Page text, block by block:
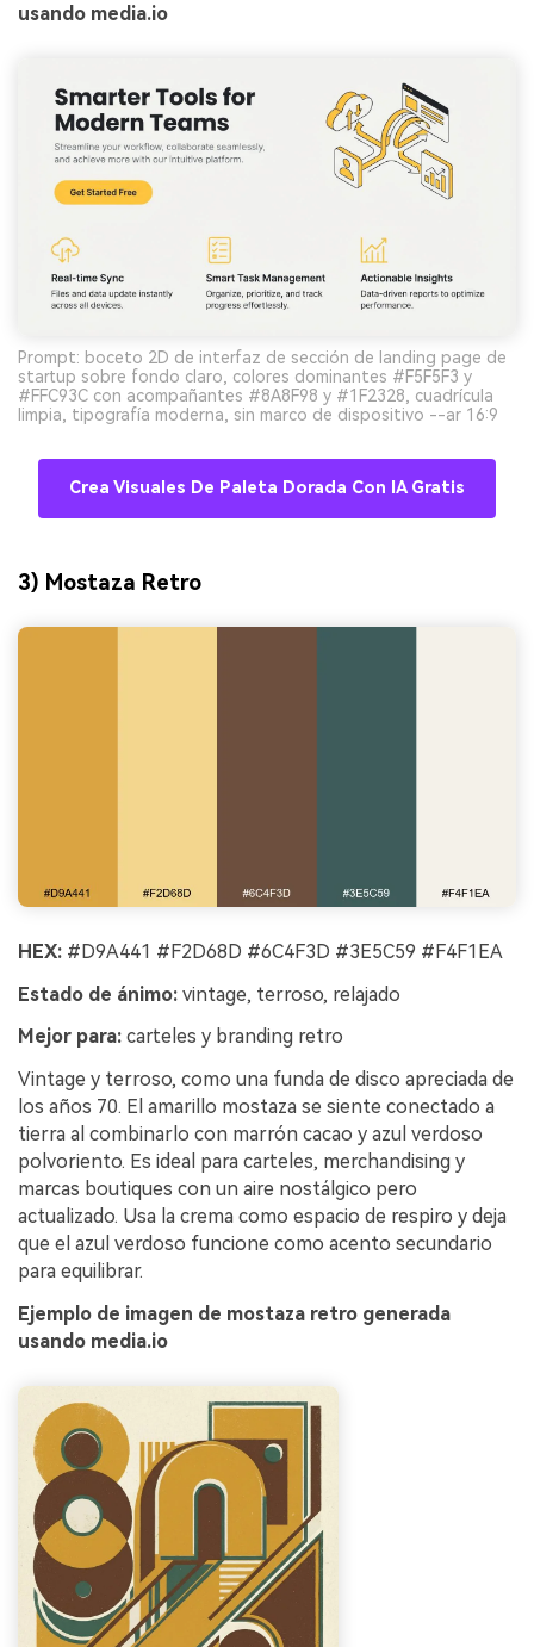
usando media.io
Prompt: boceto 2D de interfaz de sección de landing page de
startup sobre fondo claro, colores dominantes #F5F5F3 y
#FFC93C con acompañantes #8A8F98 y #1F2328, cuadrícula
limpia, tipografía moderna, sin marco de dispositivo --ar 16:9
Crea Visuales De Paleta Dorada Con IA Gratis
3) Mostaza Retro
HEX: #D9A441 #F2D68D #6C4F3D #3E5C59 #F4F1EA
Estado de ánimo: vintage, terroso, relajado
Mejor para: carteles y branding retro
Vintage y terroso, como una funda de disco apreciada de
los años 70. El amarillo mostaza se siente conectado a
tierra al combinarlo con marrón cacao y azul verdoso
polvoriento. Es ideal para carteles, merchandising y
marcas boutiques con un aire nostálgico pero
actualizado. Usa la crema como espacio de respiro y deja
que el azul verdoso funcione como acento secundario
para equilibrar.
Ejemplo de imagen de mostaza retro generada
usando media.io